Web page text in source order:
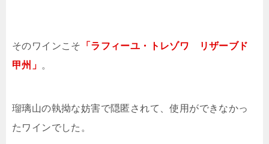
そのワインこそ
「ラフィーユ・トレゾワ リザーブド
甲州」 。
瑠璃山の執拗な妨害で隠匿されて、使用ができなかっ
たワインでした。